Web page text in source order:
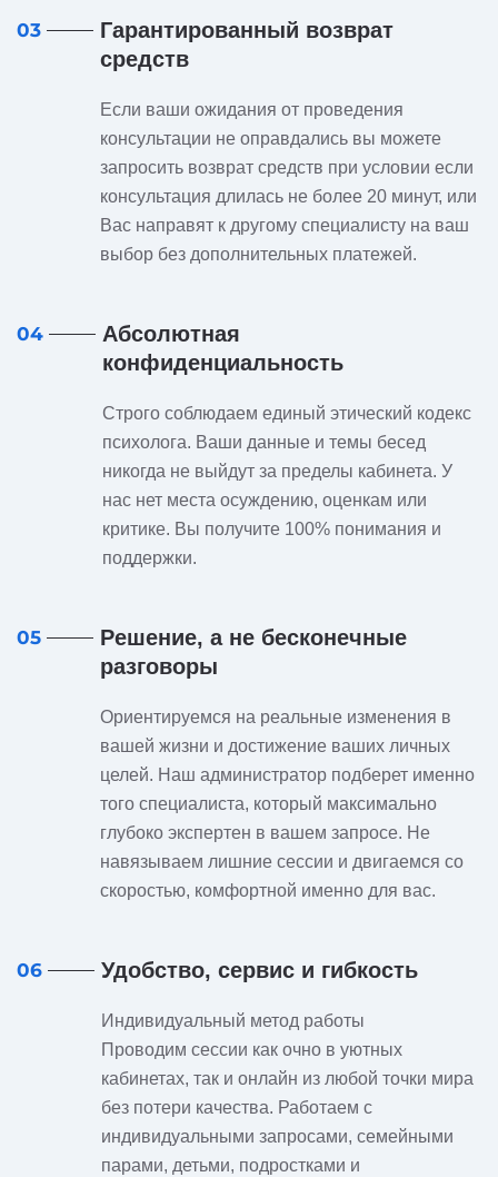
03
Гарантированный возврат
средств
Если ваши ожидания от проведения
консультации не оправдались вы можете
запросить возврат средств при условии если
консультация длилась не более 20 минут, или
Вас направят к другому специалисту на ваш
выбор без дополнительных платежей.
04
Абсолютная
конфиденциальность
Строго соблюдаем единый этический кодекс
психолога. Ваши данные и темы бесед
никогда не выйдут за пределы кабинета. У
нас нет места осуждению, оценкам или
критике. Вы получите 100% понимания и
поддержки.
05
Решение, а не бесконечные
разговоры
Ориентируемся на реальные изменения в
вашей жизни и достижение ваших личных
целей. Наш администратор подберет именно
того специалиста, который максимально
глубоко экспертен в вашем запросе. Не
навязываем лишние сессии и двигаемся со
скоростью, комфортной именно для вас.
06 Удобство, сервис и гибкость
Индивидуальный метод работы
Проводим сессии как очно в уютных
кабинетах, так и онлайн из любой точки мира
без потери качества. Работаем с
индивидуальными запросами, семейными
парами, детьми, подростками и